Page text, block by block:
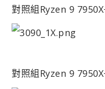
對照組 Ryzen 9
對照組 Ryzen 9